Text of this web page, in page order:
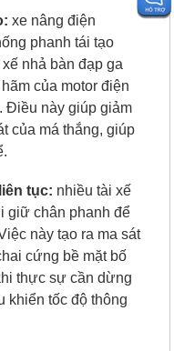
xe nâng điện
phanh tái tạo
nhả bàn đạp ga
của motor điện
Điều này giúp giảm
của má thắng, giúp
tục: nhiều tài xế
giữ chân phanh để
này tạo ra ma sát
cứng bề mặt bố
thực sự cần dừng
khiển tốc độ thông